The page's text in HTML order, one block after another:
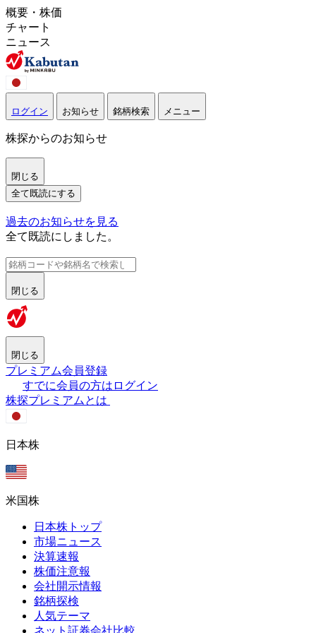
概要・株価
チャート
ニュース
ログイン お知らせ 銘柄検索 メニュー
株探からのお知らせ
閉じる
全て既読にする
過去のお知らせを見る
全て既読にしました。
閉じる
閉じる
プレミアム会員登録
すでに会員の方はログイン
株探プレミアムとは
日本株
米国株
日本株トップ
市場ニュース
決算速報
株価注意報
会社開示情報
銘柄探検
人気テーマ
ネット証券会社比較